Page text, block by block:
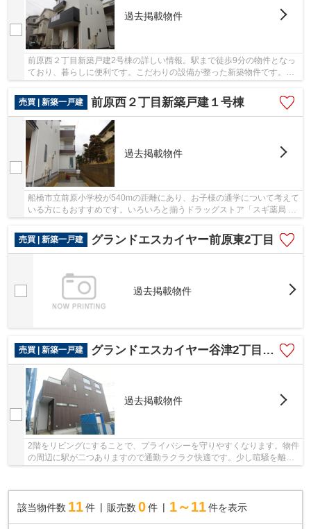
過去掲載物件
前原西２丁目新築戸建2号棟の詳しい情報。駅まで徒歩9分の物件となっ
ており、暮らしに便利です。こだわりの設備が整った新築物件です。築2
売買 | 新築一戸建
前原西２丁目新築戸建１号棟
過去掲載物件
船橋市立前原小学校が540mの距離にあり、お子様の通学について考えて
いる方にもおすすめです。いろいろと揃うドラッグストア「スギ薬局 津
売買 | 新築一戸建
グランドエスカイヤー前原東2丁目
過去掲載物件
売買 | 新築一戸建 グランドエスカイヤー谷津2丁目 新築戸建
過去掲載物件
2階をリビングにすることで、プライバシーを守りやすくなります。物件
の周辺に駅が二つありますので通勤ラクラク快適です。少し喧騒を離れ
該当物件数 11件 販売数 0 件 1～11 件を表示